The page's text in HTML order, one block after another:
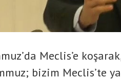
Meclis’e
bizim Meclis’te